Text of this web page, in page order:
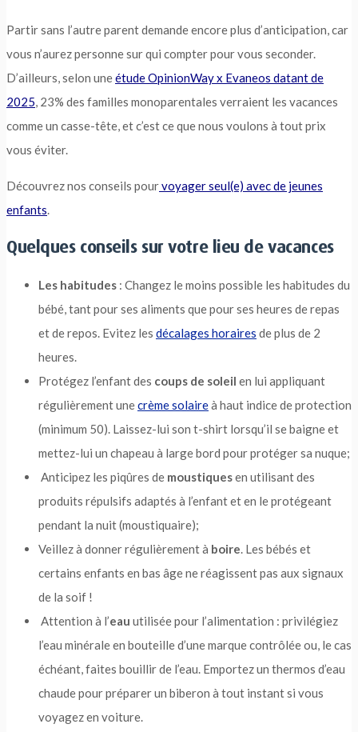
Partir sans l’autre parent demande encore plus d’anticipation, car
vous n’aurez personne sur qui compter pour vous seconder.
D’ailleurs, selon uneétude OpinionWay x Evaneos datant de
2025, 23% des familles monoparentales verraient les vacances
comme un casse-tête, et c’est ce que nous voulons à tout prix
vous éviter.
Découvrez nos conseils pourvoyager seul(e) avec de jeunes
enfants.
Quelques conseils sur votre lieu de vacances
Les habitudes : Changez le moins possible les habitudes du
bébé, tant pour ses aliments que pour ses heures de repas
et de repos. Evitez les décalages horaires de plus de 2
heures.
Protégez l’enfant des coups de soleil en lui appliquant
régulièrement unecrème solaireà haut indice de protection
(minimum 50). Laissez-lui son t-shirt lorsqu’il se baigne et
mettez-lui un chapeau à large bord pour protéger sa nuque;
Anticipez les piqûres de moustiquesen utilisant des
produits répulsifs adaptés à l’enfant et en le protégeant
pendant la nuit (moustiquaire);
Veillez à donner régulièrement à boire. Les bébés et
certains enfants en bas âge ne réagissent pas aux signaux
de la soif !
Attention à l’eau utilisée pour l’alimentation : privilégiez
l’eau minérale en bouteille d’une marque contrôlée ou, le cas
échéant, faites bouillir de l’eau. Emportez un thermos d’eau
chaude pour préparer un biberon à tout instant si vous
voyagez en voiture.